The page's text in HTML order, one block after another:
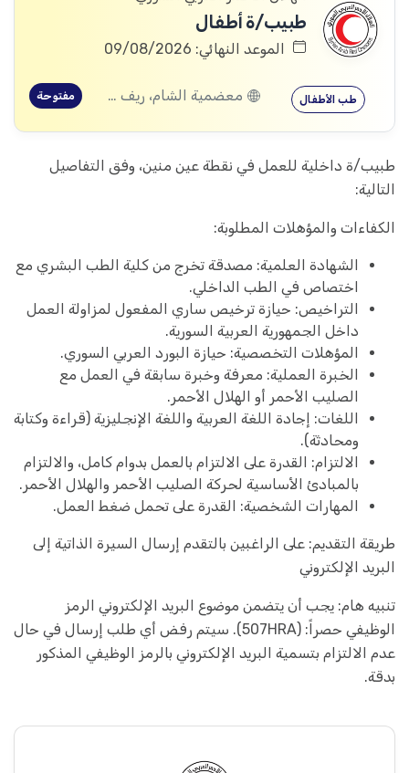
طبيب/ة أطفال
الموعد النهائي: 09/08/2026
طب الأطفال معضمية الشام، ريف دمشق مفتوحة
طبيب/ة داخلية للعمل في نقطة عين منين، وفق التفاصيل
التالية:
الكفاءات والمؤهلات المطلوبة:
الشهادة العلمية: مصدقة تخرج من كلية الطب البشري مع
اختصاص في الطب الداخلي.
التراخيص: حيازة ترخيص ساري المفعول لمزاولة العمل
داخل الجمهورية العربية السورية.
المؤهلات التخصصية: حيازة البورد العربي السوري.
الخبرة العملية: معرفة وخبرة سابقة في العمل مع
الصليب الأحمر أو الهلال الأحمر.
اللغات: إجادة اللغة العربية واللغة الإنجليزية (قراءة وكتابة
ومحادثة).
الالتزام: القدرة على الالتزام بالعمل بدوام كامل، والالتزام
بالمبادئ الأساسية لحركة الصليب الأحمر والهلال الأحمر.
المهارات الشخصية: القدرة على تحمل ضغط العمل.
طريقة التقديم: على الراغبين بالتقدم إرسال السيرة الذاتية إلى
البريد الإلكتروني
تنبيه هام: يجب أن يتضمن موضوع البريد الإلكتروني الرمز
الوظيفي حصراً: (507HRA). سيتم رفض أي طلب إرسال في حال
عدم الالتزام بتسمية البريد الإلكتروني بالرمز الوظيفي المذكور
بدقة.